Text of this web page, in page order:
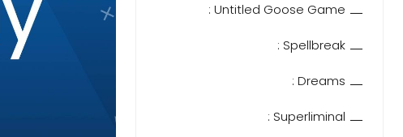
Untitled Goose Game :
Spellbreak :
Dreams :
Superliminal :